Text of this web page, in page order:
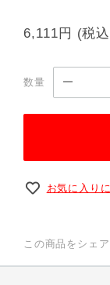
6,111円 (税
数量
お気に入り
この商品をシェア